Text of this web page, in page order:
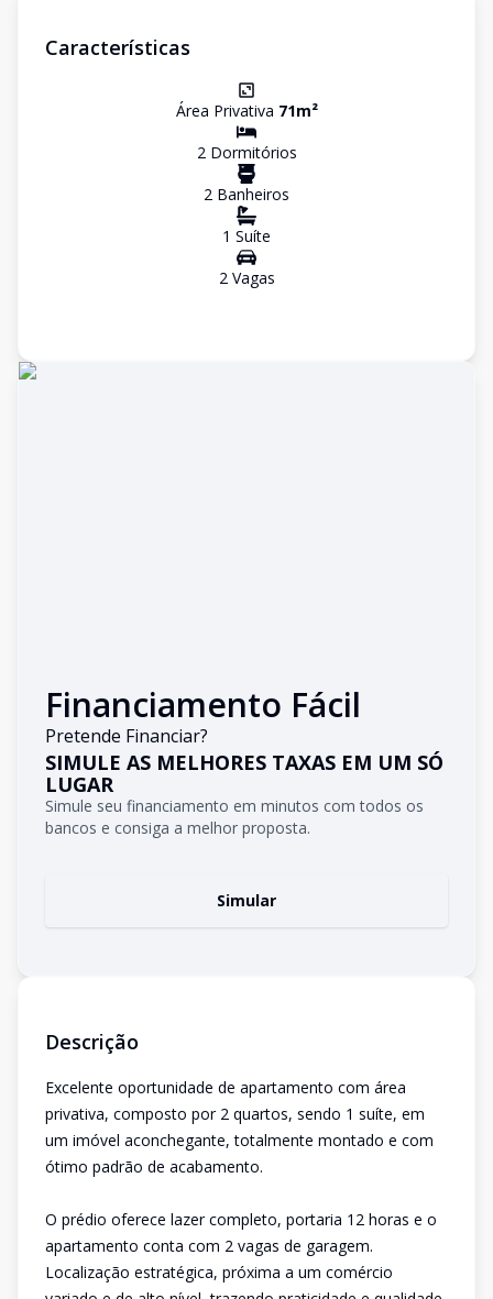
Características
Área Privativa 71m²
2Dormitórios
2 Banheiros
1 Suíte
2Vagas
Financiamento Fácil
Pretende Financiar?
SIMULE AS MELHORES TAXAS EM UM SÓ
LUGAR
Simule seu financiamento em minutos com todos os
bancos e consiga a melhor proposta.
Simular
Descrição
Excelente oportunidade de apartamento com área
privativa, composto por 2 quartos, sendo 1 suíte, em
um imóvel aconchegante, totalmente montado e com
ótimo padrão de acabamento.
O prédio oferece lazer completo, portaria 12 horas e o
apartamento conta com 2 vagas de garagem.
Localização estratégica, próxima a um comércio